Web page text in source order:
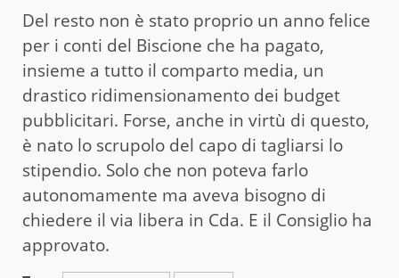
Del resto non è stato proprio un anno felice
per i conti del Biscione che ha pagato,
insieme a tutto il comparto media, un
drastico ridimensionamento dei budget
pubblicitari. Forse, anche in virtù di questo,
è nato lo scrupolo del capo di tagliarsi lo
stipendio. Solo che non poteva farlo
autonomamente ma aveva bisogno di
chiedere il via libera in Cda. E il Consiglio ha
approvato.